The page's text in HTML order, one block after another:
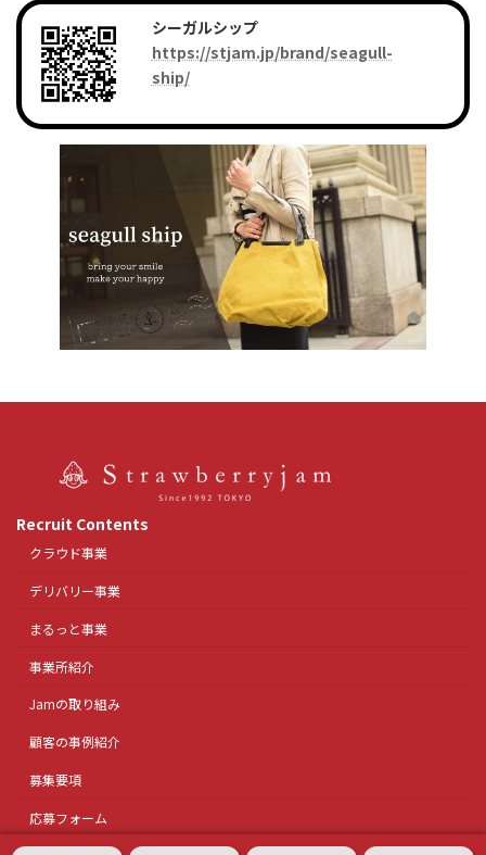
シーガルシップ
https://stjam.jp/brand/seagull-
ship/
Recruit Contents
クラウド事業
デリバリー事業
まるっと事業
事業所紹介
Jamの取り組み
顧客の事例紹介
募集要項
応募フォーム